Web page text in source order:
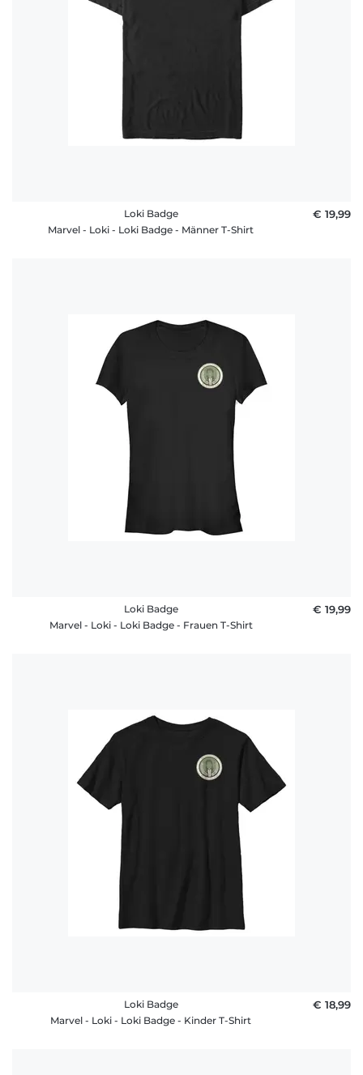
Loki Badge
Marvel - Loki - Loki Badge - Männer T-Shirt
€ 19,99
Loki Badge
Marvel - Loki - Loki Badge - Frauen T-Shirt
€ 19,99
Loki Badge
Marvel - Loki - Loki Badge - Kinder T-Shirt
€ 18,99